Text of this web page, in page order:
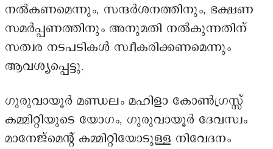
നൽകണമെന്നും, സന്ദർശനത്തിനും, ഭക്ഷണ
സമർപ്പണത്തിനും അനുമതി നൽകുന്നതിന്
സത്വര നടപടികൾ സ്വീകരിക്കണമെന്നും
ആവശ്യപ്പെട്ടു.
ഗുരുവായൂർ മണ്ഡലം മഹിളാ കോൺഗ്രസ്സ്
കമ്മിറ്റിയുടെ യോഗം, ഗുരുവായൂർ ദേവസ്വം
മാനേജ്മെന്റ് കമ്മിറ്റിയോടുള്ള നിവേദനം